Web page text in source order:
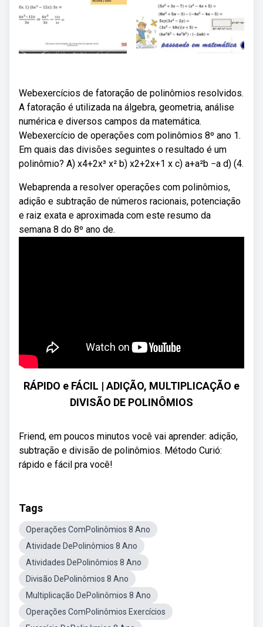
Webexercícios de fatoração de polinômios resolvidos.
A fatoração é utilizada na álgebra, geometria, análise
numérica e diversos campos da matemática.
Webexercício de operações com polinômios 8º ano 1.
Em quais das divisões seguintes o resultado é um
polinômio? A) x4+2x³ x² b) x2+2x+1 x c) a+a²b −a d) (4.
Webaprenda a resolver operações com polinômios,
adição e subtração de números racionais, potenciação
e raiz exata e aproximada com este resumo da
semana 8 do 8º ano de.
RÁPIDO e FÁCIL | ADIÇÃO, MULTIPLICAÇÃO e
DIVISÃO DE POLINÔMIOS
Friend, em poucos minutos você vai aprender: adição,
subtração e divisão de polinômios. Método Curió:
rápido e fácil pra você!
Tags
Operações ComPolinômios 8 Ano
Atividade DePolinômios 8 Ano
Atividades DePolinômios 8 Ano
Divisão DePolinômios 8 Ano
Multiplicação DePolinômios 8 Ano
Operações ComPolinômios Exercícios